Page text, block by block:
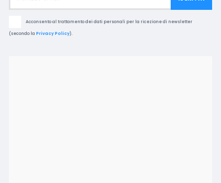
Acconsento al trattamento dei dati personali per la ricezione di newsletter
(secondo la Privacy Policy).